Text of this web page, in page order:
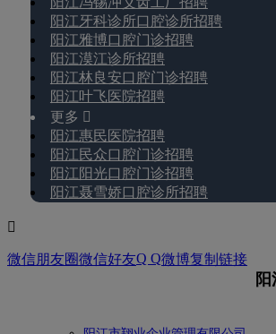
阳江牙科诊所口腔诊所招聘
阳江雅博口腔门诊招聘
阳江漠江诊所招聘
阳江林良安口腔门诊招聘
阳江叶飞医院招聘
更多 
阳江惠民医院招聘
阳江民众口腔门诊招聘
阳江阳光口腔门诊招聘
阳江聂雪娇口腔诊所招聘

微信朋友圈微信好友Q Q微博复制链接